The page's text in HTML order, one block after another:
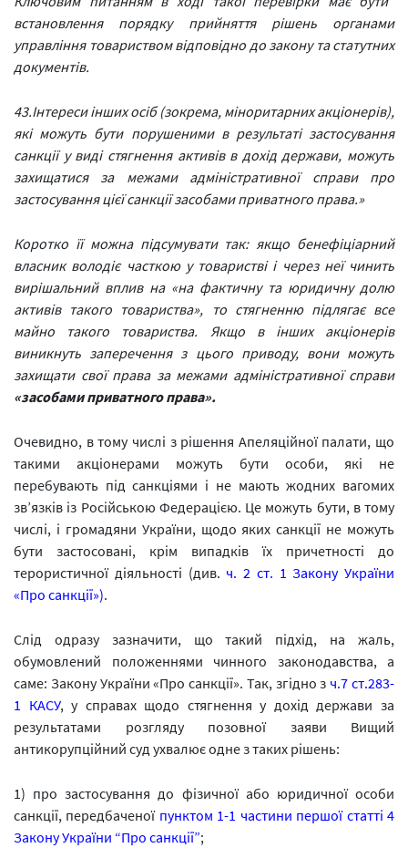
встановлення порядку прийняття рішень органами
управління товариством відповідно до закону та статутних
документів.
43.Інтереси інших осіб (зокрема, міноритарних акціонерів),
які можуть бути порушеними в результаті застосування
санкції у виді стягнення активів в дохід держави, можуть
захищатися за межами адміністративної справи про
застосування цієї санкції засобами приватного права.»
Коротко її можна підсумувати так: якщо бенефіціарний
власник володіє часткою у товаристві і через неї чинить
вирішальний вплив на «на фактичну та юридичну долю
активів такого товариства», то стягненню підлягає все
майно такого товариства. Якщо в інших акціонерів
виникнуть заперечення з цього приводу, вони можуть
захищати свої права за межами адміністративної справи
«засобами приватного права».
Очевидно, в тому числі з рішення Апеляційної палати, що
такими акціонерами можуть бути особи, які не
перебувають під санкціями і не мають жодних вагомих
зв’язків із Російською Федерацією. Це можуть бути, в тому
числі, і громадяни України, щодо яких санкції не можуть
бути застосовані, крім випадків їх причетності до
терористичної діяльності (див. ч. 2 ст. 1 Закону України
«Про санкції»).
Слід одразу зазначити, що такий підхід, на жаль,
обумовлений положеннями чинного законодавства, а
саме: Закону України «Про санкції». Так, згідно з ч.7 ст.283-
1 КАСУ, у справах щодо стягнення у дохід держави за
результатами розгляду позовної заяви Вищий
антикорупційний суд ухвалює одне з таких рішень:
1) про застосування до фізичної або юридичної особи
санкції, передбаченої пунктом 1-1 частини першої статті 4
Закону України “Про санкції”;